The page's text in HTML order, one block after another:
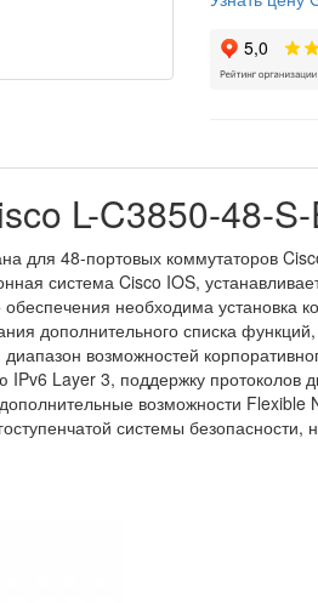
L-C3850-48-
для 48-портовых коммутаторов
система Cisco IOS,
необходима установка
дополнительного списка
возможностей
Layer 3, поддержку протоколов
возможности
системы